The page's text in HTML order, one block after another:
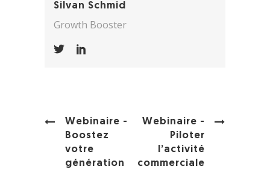
Silvan Schmid
Growth Booster
Webinaire -
Boostez
votre
génération
Webinaire -
Piloter
l’activité
commerciale